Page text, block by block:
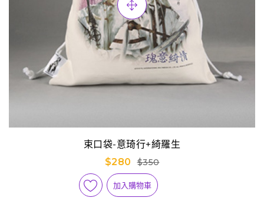
束口袋-意琦行+綺羅生
$280
$350
加入購物車